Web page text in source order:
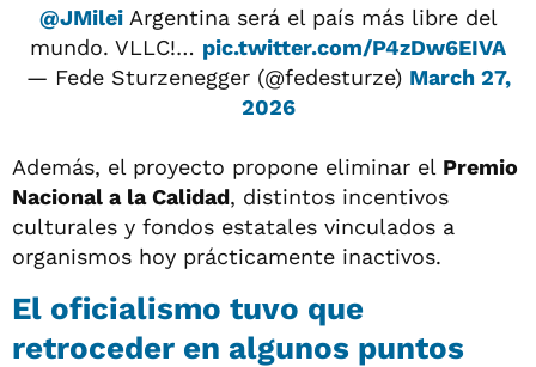
@JMileiArgentina será el país más libre del
mundo. VLLC!… pic.twitter.com/P4zDw6EIVA
— Fede Sturzenegger (@fedesturze) March 27,
2026
Además, el proyecto propone eliminar el Premio
Nacional a la Calidad, distintos incentivos
culturales y fondos estatales vinculados a
organismos hoy prácticamente inactivos.
El oficialismo tuvo que
retroceder en algunos puntos